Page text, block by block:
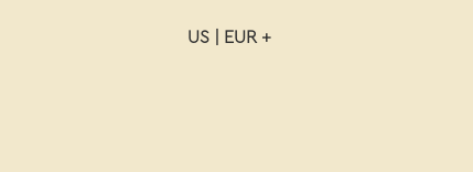
US | EUR +